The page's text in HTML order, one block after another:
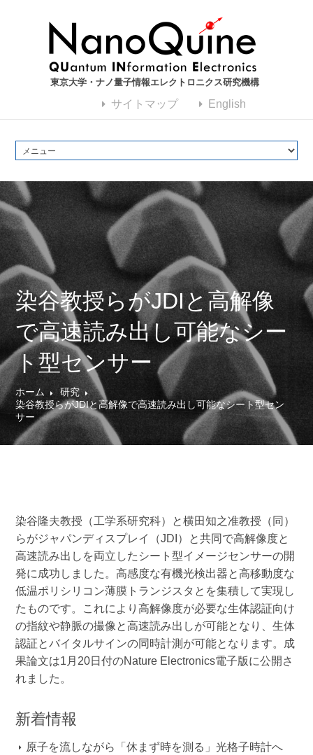
東京大学・ナノ量子情報エレクトロニクス研究機構
サイトマップ English
染谷教授らがJDIと高解像
で高速読み出し可能なシー
ト型センサー
ホーム
研究
染谷教授らがJDIと高解像で高速読み出し可能なシート型セン
サー
染谷隆夫教授（工学系研究科）と横田知之准教授（同）
らがジャパンディスプレイ（JDI）と共同で高解像度と
高速読み出しを両立したシート型イメージセンサーの開
発に成功しました。高感度な有機光検出器と高移動度な
低温ポリシリコン薄膜トランジスタとを集積して実現し
たものです。これにより高解像度が必要な生体認証向け
の指紋や静脈の撮像と高速読み出しが可能となり、生体
認証とバイタルサインの同時計測が可能となります。成
果論文は1月20日付のNature Electronics電子版に公開さ
れました。
新着情報
原子を流しながら「休まず時を測る」光格子時計へ